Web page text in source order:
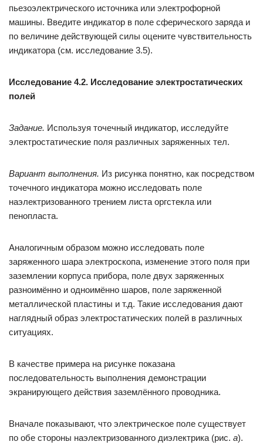
пье­зоэлек­трического источника или электрофорной
машины. Введите индикатор в поле сферического заряда и
по величине действующей силы оцените чув­ствительность
индикатора (см. исследование 3.5).
Исследование 4.2. Исследование электростатических
полей
Задание. Используя точечный индикатор, исследуйте
электростатические поля различных заряженных тел.
Вариант выполнения. Из рисунка понятно, как посредством
точечного индикатора можно исследовать поле
наэлектризованного трением листа оргстекла или
пенопласта.
Аналогичным образом можно исследовать поле
заряженного шара электроскопа, изменение этого поля при
заземлении корпуса прибора, поле двух заряженных
разноимённо и одноимённо шаров, поле заряженной
металлической пластины и т.д. Такие исследования дают
наглядный образ электростатических полей в различных
ситуациях.
В качестве примера на рисунке показана
последовательность выполнения демонстрации
экранирующего действия заземлённого проводника.
Вначале показывают, что электрическое поле существует
по обе стороны наэлектризованного диэлектрика (рис. а).